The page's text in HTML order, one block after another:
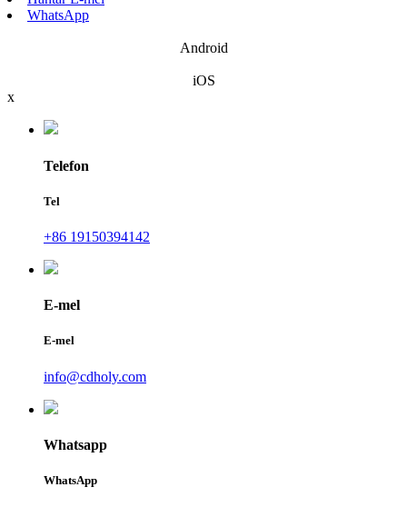
WhatsApp
Android
iOS
x
Telefon
Tel
+86 19150394142
E-mel
E-mel
info@cdholy.com
Whatsapp
WhatsApp